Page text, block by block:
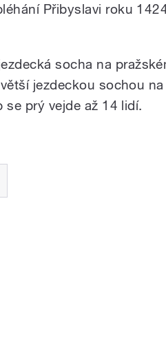
Přibyslavi roku
socha na
jezdeckou sochou na
prý vejde až 14 lidí.